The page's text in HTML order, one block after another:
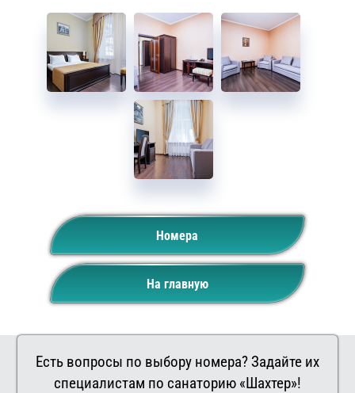
Номера
На главную
Есть вопросы по выбору номера? Задайте их
специалистам по санаторию «Шахтер»!